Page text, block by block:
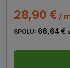
28,90 € /
SPOLU: 66,64 €